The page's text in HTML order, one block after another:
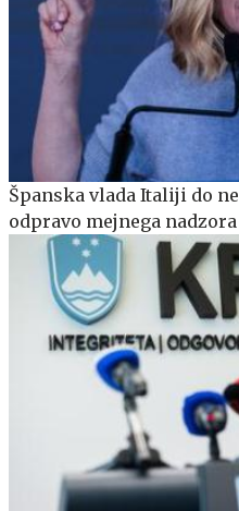
Španska vlada Italiji do
odpravo mejnega nadzora